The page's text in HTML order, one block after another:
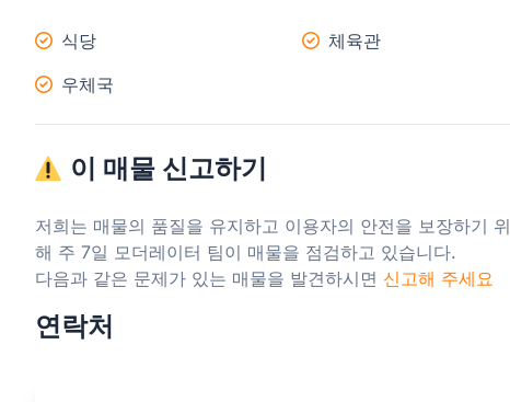
식당 체육관
우체국
이 매물 신고하기
저희는 매물의 품질을 유지하고 이용자의 안전을 보장하기 위
해 주 7일 모더레이터 팀이 매물을 점검하고 있습니다.
다음과 같은 문제가 있는 매물을 발견하시면 신고해 주세요
연락처